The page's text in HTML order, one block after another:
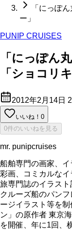
「にっぽ
ー」
PUNIP CRUISES
「にっぽん
「ショコリ
2012年2月14日
いいね！ 0
0件のいいねを見る
mr. punipcruises
船舶専門の画家、
彩画、コミカルな
旅専門誌のイラス
クルーズ船のパン
ージイラスト等を
ン」の原作者 東京
を開催、年に1回、